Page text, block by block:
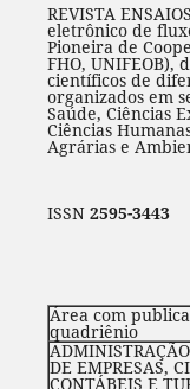
REVISTA
eletrônico de
Pioneira de
FHO, UNIFEOB),
científicos de
organizados em
Saúde, Ciências
Ciências
Agrárias e
ISSN 2595-3443
Área com
quadriênio
DE EMPRESAS,
CONTÁBEIS E